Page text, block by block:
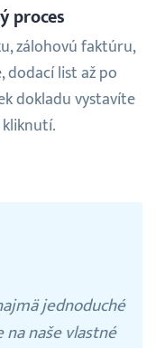
proces
zálohovú faktúru,
list až po
dokladu vystavíte
jednoduché
naše vlastné